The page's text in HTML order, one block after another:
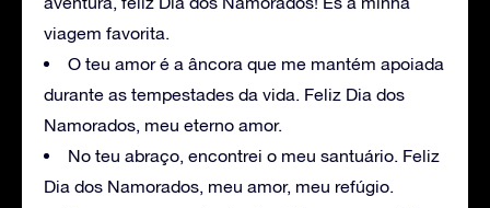
viagem favorita.
O teu amor é a âncora que me mantém apoiada
durante as tempestades da vida. Feliz Dia dos
Namorados, meu eterno amor.
No teu abraço, encontrei o meu santuário. Feliz
Dia dos Namorados, meu amor, meu refúgio.